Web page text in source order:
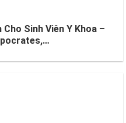
Cho Sinh Viên Y Khoa –